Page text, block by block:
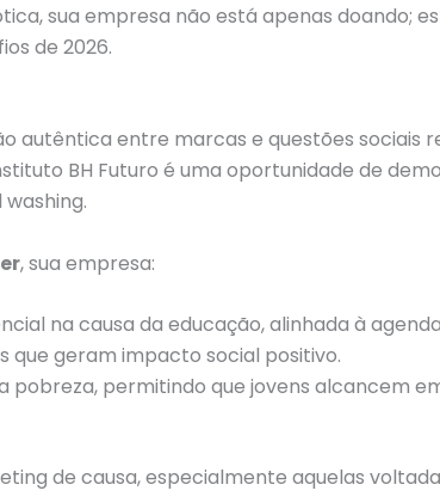
sua empresa não está apenas doando;
de 2026.
autêntica entre marcas e questões sociais
BH Futuro é uma oportunidade de
, sua empresa:
na causa da educação, alinhada à agenda
que geram impacto social positivo.
pobreza, permitindo que jovens alcancem
de causa, especialmente aquelas